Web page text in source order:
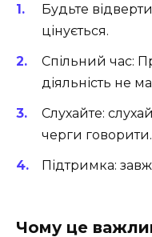
Будьте
цінується.
Спільний час:
діяльність не
Слухайте:
черги говорити.
Підтримка:
Чому це